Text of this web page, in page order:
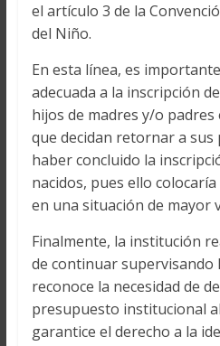
el artículo 3 de la
del Niño.
En esta línea, es
adecuada a la inscripción
hijos de madres y/o
que decidan retornar a sus
haber concluido la
nacidos, pues ello
en una situación de mayor
Finalmente, la institución
de continuar supervisando
reconoce la necesidad de
presupuesto institucional
garantice el derecho a la